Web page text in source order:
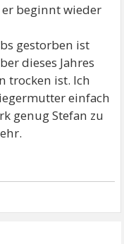
beginnt wieder
gestorben ist
dieses Jahres
trocken ist. Ich
einfach
genug Stefan zu